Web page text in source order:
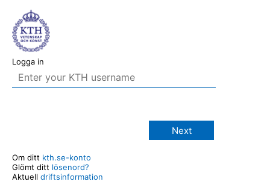
Logga in
Next
Om ditt kth.se-konto
Glömt ditt lösenord?
Aktuell driftsinformation